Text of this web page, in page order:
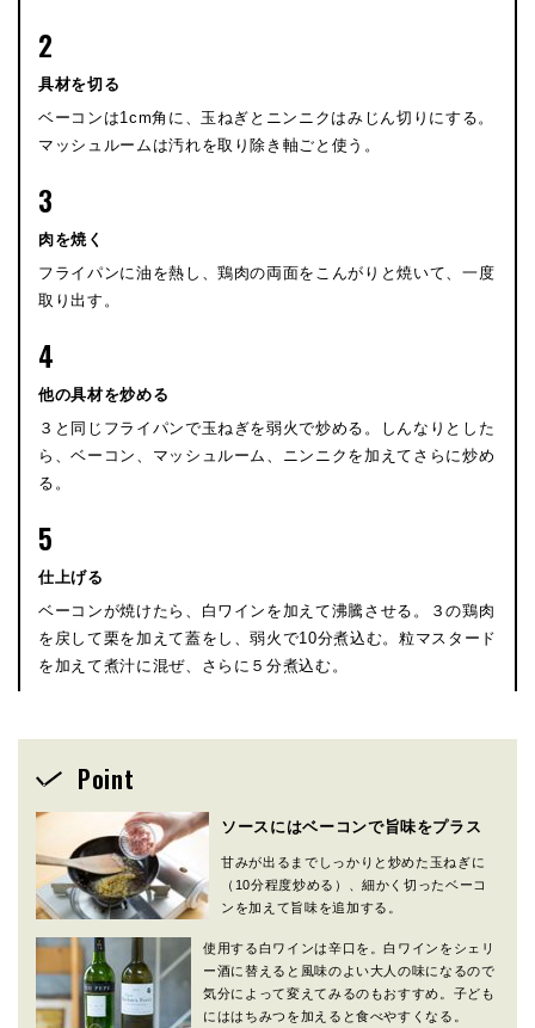
2
具材を切る
ベーコンは1cm角に、玉ねぎとニンニクはみじん切りにする。
マッシュルームは汚れを取り除き軸ごと使う。
3
肉を焼く
フライパンに油を熱し、鶏肉の両面をこんがりと焼いて、一度
取り出す。
4
他の具材を炒める
３と同じフライパンで玉ねぎを弱火で炒める。しんなりとした
ら、ベーコン、マッシュルーム、ニンニクを加えてさらに炒め
る。
5
仕上げる
ベーコンが焼けたら、白ワインを加えて沸騰させる。３の鶏肉
を戻して栗を加えて蓋をし、弱火で10分煮込む。粒マスタード
を加えて煮汁に混ぜ、さらに５分煮込む。
Point
ソースにはベーコンで旨味をプラス
甘みが出るまでしっかりと炒めた玉ねぎに
（10分程度炒める）、細かく切ったベーコ
ンを加えて旨味を追加する。
使用する白ワインは辛口を。白ワインをシェリ
ー酒に替えると風味のよい大人の味になるので
気分によって変えてみるのもおすすめ。子ども
にははちみつを加えると食べやすくなる。